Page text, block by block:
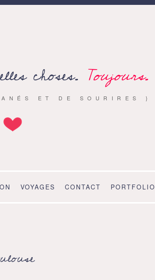
choses. Toujours.
ET DE SOURIRES }
VOYAGES CONTACT PORTFOLIO